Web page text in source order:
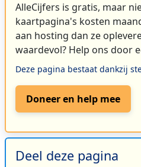
AlleCijfers is gratis, maar
kaartpagina's kosten
aan hosting dan ze
waardevol? Help ons door
Deze pagina bestaat dankzij
Doneer en help mee
Deel deze pagina